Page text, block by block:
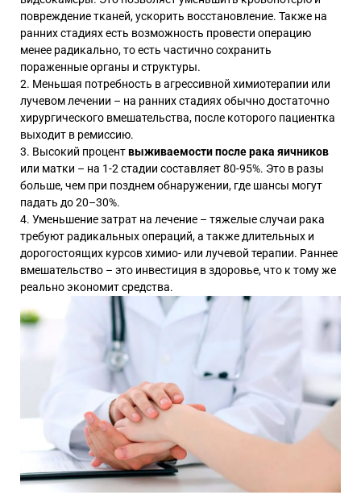
повреждение тканей, ускорить восстановление. Также на
ранних стадиях есть возможность провести операцию
менее радикально, то есть частично сохранить
пораженные органы и структуры.
Меньшая потребность в агрессивной химиотерапии или
лучевом лечении – на ранних стадиях обычно достаточно
хирургического вмешательства, после которого пациентка
выходит в ремиссию.
Высокий процентвыживаемости после рака яичников
или матки – на 1-2 стадии составляет 80-95%. Это в разы
больше, чем при позднем обнаружении, где шансы могут
падать до 20–30%.
Уменьшение затрат на лечение – тяжелые случаи рака
требуют радикальных операций, а также длительных и
дорогостоящих курсов химио- или лучевой терапии. Раннее
вмешательство – это инвестиция в здоровье, что к тому же
реально экономит средства.